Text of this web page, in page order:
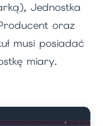
Jednostka
oraz
musi posiadać
miary.